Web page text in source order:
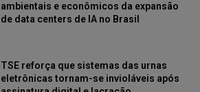
ambientais e econômicos da expansão
de data centers de IA no Brasil
TSE reforça que sistemas das urnas
eletrônicas tornam-se invioláveis após